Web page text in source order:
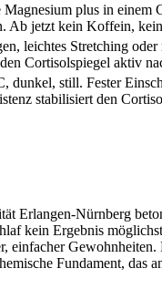
plus in einem
Ab jetzt kein Koffein,
leichtes Stretching
Cortisolspiegel aktiv
dunkel, still. Fester
stabilisiert den
Erlangen-Nürnberg
kein Ergebnis
einfacher Gewohnheiten.
Fundament, das